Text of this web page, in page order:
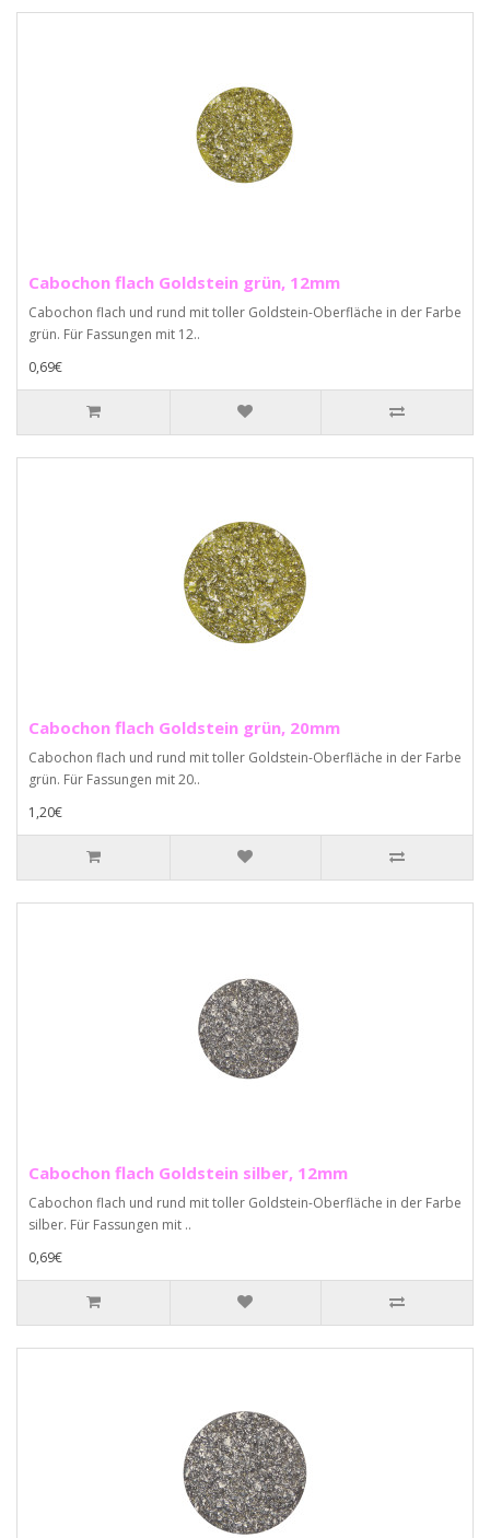
Cabochon flach Goldstein grün, 12mm
Cabochon flach und rund mit toller Goldstein-Oberfläche in der Farbe
grün. Für Fassungen mit 12..
0,69€
Cabochon flach Goldstein grün, 20mm
Cabochon flach und rund mit toller Goldstein-Oberfläche in der Farbe
grün. Für Fassungen mit 20..
1,20€
Cabochon flach Goldstein silber, 12mm
Cabochon flach und rund mit toller Goldstein-Oberfläche in der Farbe
silber. Für Fassungen mit ..
0,69€